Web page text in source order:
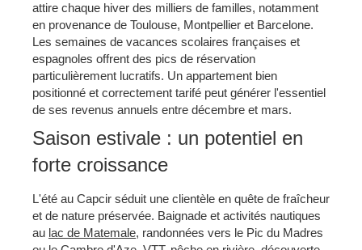
attire chaque hiver des milliers de familles, notamment
en provenance de Toulouse, Montpellier et Barcelone.
Les semaines de vacances scolaires françaises et
espagnoles offrent des pics de réservation
particulièrement lucratifs. Un appartement bien
positionné et correctement tarifé peut générer l'essentiel
de ses revenus annuels entre décembre et mars.
Saison estivale : un potentiel en
forte croissance
L'été au Capcir séduit une clientèle en quête de fraîcheur
et de nature préservée. Baignade et activités nautiques
au lac de Matemale, randonnées vers le Pic du Madres